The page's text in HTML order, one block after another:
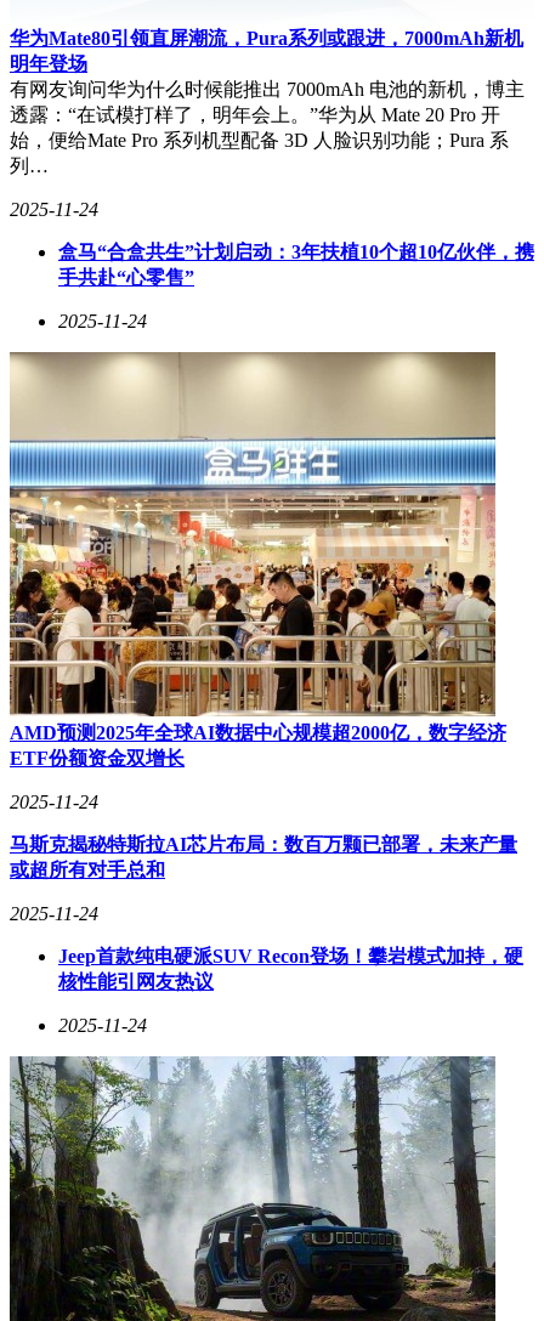
双重盛宴。机身背板采用雾面基底设计，在自然光下可呈现细
密的星光颗粒，如同樱花初绽的朦胧柔光，既规避了艳俗感，
又保留了少女心。通过一体冷雕工艺，整块玻璃经过40余道工
序打磨，背板到中框的过渡形成自然弧度，视觉通透一体，且
能有效抵御指纹残留。横向镜头模组与机身形成柔中带刚的反
5000万像素长焦镜头，以同心圆元素串联，模组边缘镶嵌的粉
无台阶感，横握打游戏时模组边缘还能贴合掌心曲线，兼顾美
观与实用性。
屏幕与握持体验同样出色。6.55英寸直屏配备1.05mm超窄黑
边，视觉上如同握持一块轻薄玻璃，拇指可轻松覆盖整个屏幕
对角线。金属直边中框采用喷砂工艺处理，触感细腻不滑手，
即使手心出汗也能稳稳握持，冬季低温环境下也不会有金属的
冰凉刺骨感。机身底部的USB-C接口、扬声器开孔与麦克风呈
对称排布，配合IP68/IP69/IP69K三重防护，日常使用无需担心
磕碰与泼溅。
华为Mate80引领直屏潮流，Pura系列或跟进，7000mAh新机
明年登场
有网友询问华为什么时候能推出 7000mAh 电池的新机，博主
透露：“在试模打样了，明年会上。”华为从 Mate 20 Pro 开
始，便给Mate Pro 系列机型配备 3D 人脸识别功能；Pura 系
列…
2025-11-24
盒马“合盒共生”计划启动：3年扶植10个超10亿伙伴，携
手共赴“心零售”
2025-11-24
AMD预测2025年全球AI数据中心规模超2000亿，数字经济
ETF份额资金双增长
2025-11-24
马斯克揭秘特斯拉AI芯片布局：数百万颗已部署，未来产量
或超所有对手总和
2025-11-24
Jeep首款纯电硬派SUV Recon登场！攀岩模式加持，硬
核性能引网友热议
2025-11-24